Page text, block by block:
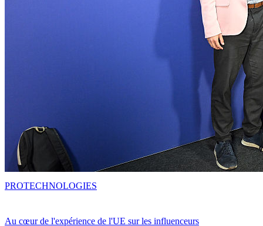
Au cœur de l'expérience de l'UE sur les influenceurs
PROTECHNOLOGIES